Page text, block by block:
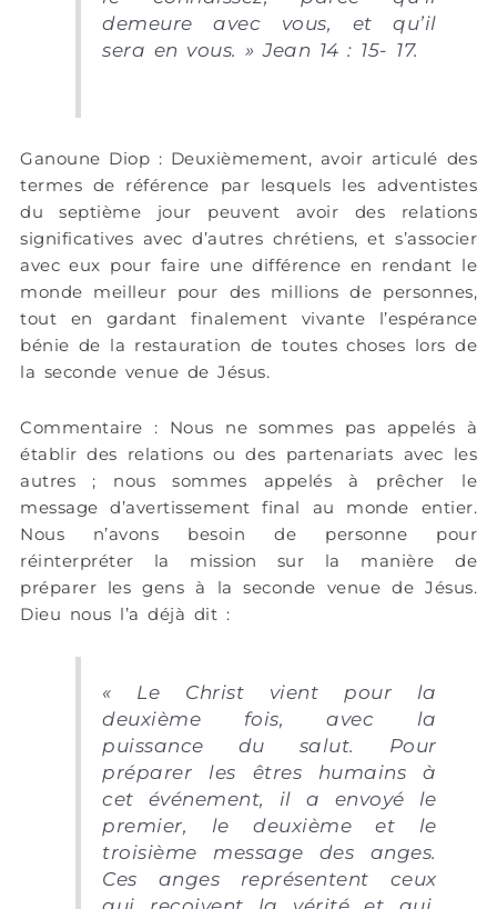
demeure avec vous, et qu’il
sera en vous. » Jean 14 : 15- 17.
Ganoune Diop : Deuxièmement, avoir articulé des
termes de référence par lesquels les adventistes
du septième jour peuvent avoir des relations
significatives avec d’autres chrétiens, et s’associer
avec eux pour faire une différence en rendant le
monde meilleur pour des millions de personnes,
tout en gardant finalement vivante l’espérance
bénie de la restauration de toutes choses lors de
la seconde venue de Jésus.
Commentaire : Nous ne sommes pas appelés à
établir des relations ou des partenariats avec les
autres ; nous sommes appelés à prêcher le
message d’avertissement final au monde entier.
Nous n’avons besoin de personne pour
réinterpréter la mission sur la manière de
préparer les gens à la seconde venue de Jésus.
Dieu nous l’a déjà dit :
« Le Christ vient pour la
deuxième fois, avec la
puissance du salut. Pour
préparer les êtres humains à
cet événement, il a envoyé le
premier, le deuxième et le
troisième message des anges.
Ces anges représentent ceux